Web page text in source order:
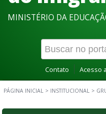
MINISTÉRIO DA
Contato Acesso
PÁGINA INICIAL > INSTITUCIONAL >